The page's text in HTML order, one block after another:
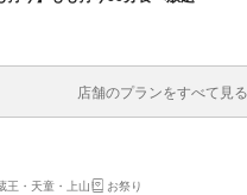
店舗のプランをすべて見
王・天童・上山 お祭り